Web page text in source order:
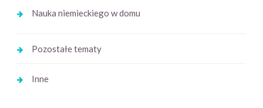
Nauka niemieckiego w domu
Pozostałe tematy
Inne